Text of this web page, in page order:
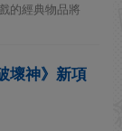
的經典物品將
壞神》新項